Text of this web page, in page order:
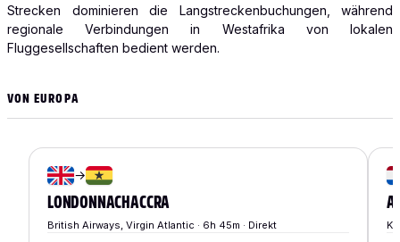
Strecken dominieren die Langstreckenbuchungen, während
regionale Verbindungen in Westafrika von lokalen
Fluggesellschaften bedient werden.
VON EUROPA
→
LONDON NACHACCRA
British Airways, Virgin Atlantic · 6h 45m · Direkt